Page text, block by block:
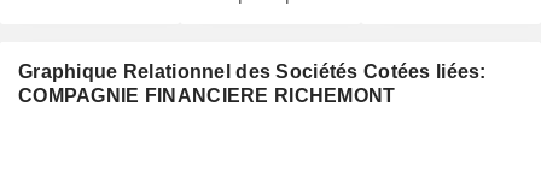
Graphique Relationnel des Sociétés Cotées liées:
COMPAGNIE FINANCIERE RICHEMONT